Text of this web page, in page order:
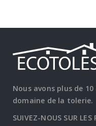
Nous avons plus de
domaine de la tolerie.
SUIVEZ-NOUS SUR LES